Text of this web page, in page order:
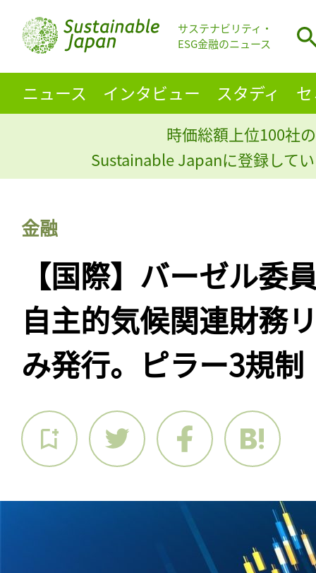
サステナビリティ・
ESG金融のニュース
ニュース インタビュー スタディ
時価総額上位100社
Sustainable Japanに登録して
金融
【国際】バーゼル委
自主的気候関連財務
み発行。ピラー3規制